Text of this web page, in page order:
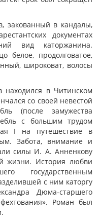
закованный в кандалы,
документах
вид каторжанина.
белое, продолговатое,
широковат, волосы
в Читинском
со своей невестой
(после замужества
с большим трудом
I на путешествие в
Забота, внимание и
силы И. А. Анненкову
жизни. История любви
государственным
с ним каторгу
Дюма-старшего
Роман был